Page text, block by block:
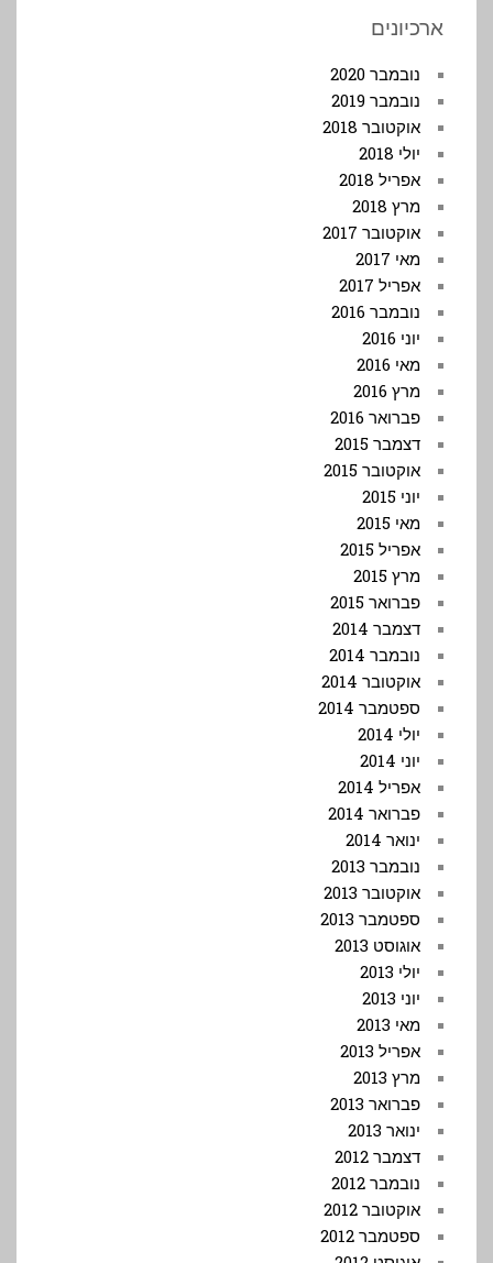
ארכיונים
נובמבר 2020
נובמבר 2019
אוקטובר 2018
יולי 2018
אפריל 2018
מרץ 2018
אוקטובר 2017
מאי 2017
אפריל 2017
נובמבר 2016
יוני 2016
מאי 2016
מרץ 2016
פברואר 2016
דצמבר 2015
אוקטובר 2015
יוני 2015
מאי 2015
אפריל 2015
מרץ 2015
פברואר 2015
דצמבר 2014
נובמבר 2014
אוקטובר 2014
ספטמבר 2014
יולי 2014
יוני 2014
אפריל 2014
פברואר 2014
ינואר 2014
נובמבר 2013
אוקטובר 2013
ספטמבר 2013
אוגוסט 2013
יולי 2013
יוני 2013
מאי 2013
אפריל 2013
מרץ 2013
פברואר 2013
ינואר 2013
דצמבר 2012
נובמבר 2012
אוקטובר 2012
ספטמבר 2012